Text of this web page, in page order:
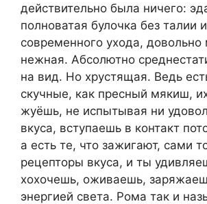
действительно была ничего:
полноватая булочка без талии и
современного ухода,
нежная. Абсолютно
на вид. Но хрустящая. Ведь
скучные, как пресный мякиш,
жуёшь, не испытывая ни
вкуса, вступаешь в контакт
а есть те, что зажигают, сами
рецепторы вкуса, и ты
хохочешь, оживаешь,
энергией света. Рома так и